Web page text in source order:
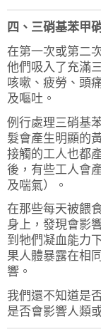
四、三硝基苯甲
在第一次或第二
他們吸入了充滿
咳嗽、疲勞、頭
及嘔吐。
例行處理三硝基
髮會產生明顯的
接觸的工人也都
後，有些工人會
及喘氣）。
在那些每天被餵
身上，發現會影
到牠們凝血能力
果人體暴露在相
響。
我們還不知道是
是否會影響人類